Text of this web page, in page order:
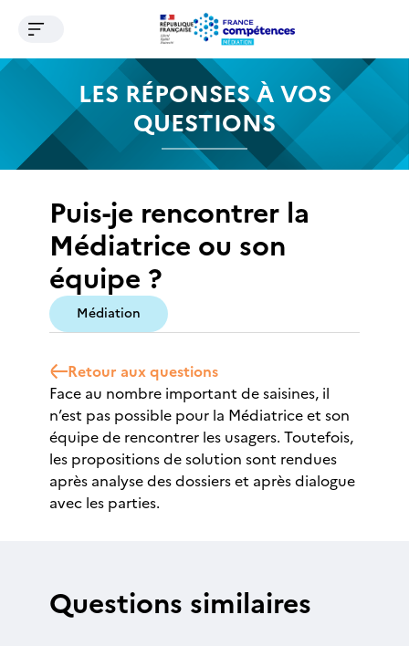
Contenu Recherche Menu Pied de page
Ouvrir le menu de navigation
LES RÉPONSES À VOS
QUESTIONS
Puis-je rencontrer la
Médiatrice ou son
équipe ?
Médiation
Retour aux questions
Face au nombre important de saisines, il
n’est pas possible pour la Médiatrice et son
équipe de rencontrer les usagers. Toutefois,
les propositions de solution sont rendues
après analyse des dossiers et après dialogue
avec les parties.
Questions similaires